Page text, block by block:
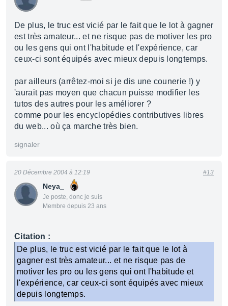
De plus, le truc est vicié par le fait que le lot à gagner
est très amateur... et ne risque pas de motiver les pro
ou les gens qui ont l'habitude et l'expérience, car
ceux-ci sont équipés avec mieux depuis longtemps.
par ailleurs (arrêtez-moi si je dis une counerie !) y
'aurait pas moyen que chacun puisse modifier les
tutos des autres pour les améliorer ?
comme pour les encyclopédies contributives libres
du web... où ça marche très bien.
signaler
Neya_
Je poste, donc je suis
Membre depuis 23 ans
20 Décembre 2004 à 12:19 #13
Citation :
De plus, le truc est vicié par le fait que le lot à
gagner est très amateur... et ne risque pas de
motiver les pro ou les gens qui ont l'habitude et
l'expérience, car ceux-ci sont équipés avec mieux
depuis longtemps.